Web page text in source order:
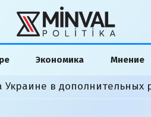
Экономика Мнение